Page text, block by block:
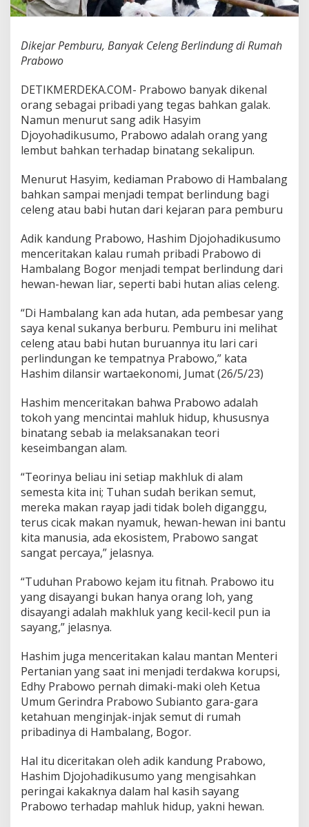
k
C
l
g
B
e
r
l
n
u
n
g
R
u
m
a
h
P
r
a
b
o
w
o
Dikejar Pemburu, Banyak Celeng Berlindung di Rumah
Prabowo
DETIKMERDEKA.COM- Prabowo banyak dikenal
orang sebagai pribadi yang tegas bahkan galak.
Namun menurut sang adik Hasyim
Djoyohadikusumo, Prabowo adalah orang yang
lembut bahkan terhadap binatang sekalipun.
Menurut Hasyim, kediaman Prabowo di Hambalang
bahkan sampai menjadi tempat berlindung bagi
celeng atau babi hutan dari kejaran para pemburu
Adik kandung Prabowo, Hashim Djojohadikusumo
menceritakan kalau rumah pribadi Prabowo di
Hambalang Bogor menjadi tempat berlindung dari
hewan-hewan liar, seperti babi hutan alias celeng.
“Di Hambalang kan ada hutan, ada pembesar yang
saya kenal sukanya berburu. Pemburu ini melihat
celeng atau babi hutan buruannya itu lari cari
perlindungan ke tempatnya Prabowo,” kata
Hashim dilansir wartaekonomi, Jumat (26/5/23)
Hashim menceritakan bahwa Prabowo adalah
tokoh yang mencintai mahluk hidup, khususnya
binatang sebab ia melaksanakan teori
keseimbangan alam.
“Teorinya beliau ini setiap makhluk di alam
semesta kita ini; Tuhan sudah berikan semut,
mereka makan rayap jadi tidak boleh diganggu,
terus cicak makan nyamuk, hewan-hewan ini bantu
kita manusia, ada ekosistem, Prabowo sangat
sangat percaya,” jelasnya.
“Tuduhan Prabowo kejam itu fitnah. Prabowo itu
yang disayangi bukan hanya orang loh, yang
disayangi adalah makhluk yang kecil-kecil pun ia
sayang,” jelasnya.
Hashim juga menceritakan kalau mantan Menteri
Pertanian yang saat ini menjadi terdakwa korupsi,
Edhy Prabowo pernah dimaki-maki oleh Ketua
Umum Gerindra Prabowo Subianto gara-gara
ketahuan menginjak-injak semut di rumah
pribadinya di Hambalang, Bogor.
Hal itu diceritakan oleh adik kandung Prabowo,
Hashim Djojohadikusumo yang mengisahkan
peringai kakaknya dalam hal kasih sayang
Prabowo terhadap mahluk hidup, yakni hewan.